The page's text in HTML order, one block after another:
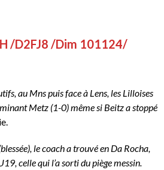
/D2FJ8 /Dim 101124/
au Mns puis face à Lens, les Lilloises
Metz (1-0) même si Beitz a stoppé
le coach a trouvé en Da Rocha,
celle qui l’a sorti du piège messin.